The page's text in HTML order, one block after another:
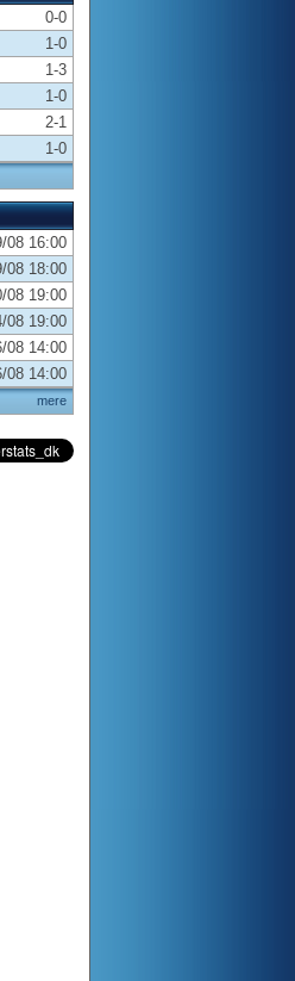
0-0
1-0
1-3
1-0
2-1
1-0
mere
08 16:00
08 18:00
08 19:00
08 19:00
08 14:00
08 14:00